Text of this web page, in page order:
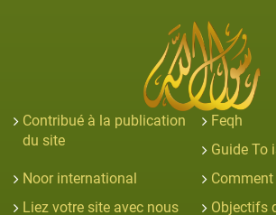
Contribué à la publication
du site
Feqh
Guide To
Noor international
Liez votre site avec nous
Objectifs